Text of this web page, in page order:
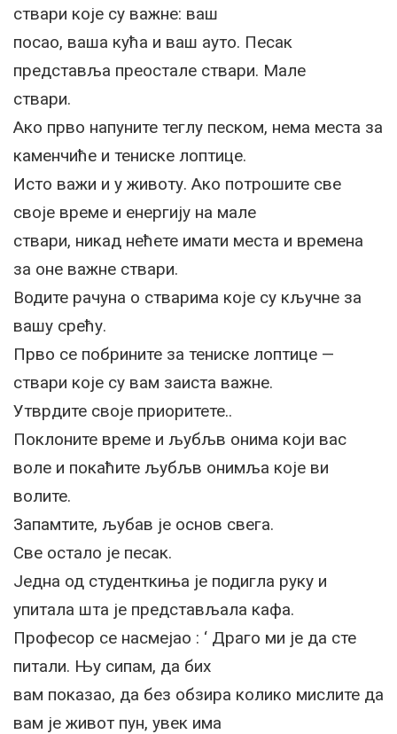
ствари које су важне: ваш
посао, ваша кућа и ваш ауто. Песак
представља преостале ствари. Мале
ствари.
Ако прво напуните теглу песком, нема места за
каменчиће и тениске лоптице.
Исто важи и у животу. Ако потрошите све
своје време и енергију на мале
ствари, никад нећете имати места и времена
за оне важне ствари.
Водите рачуна о стварима које су кључне за
вашу срећу.
Прво се побрините за тениске лоптице —
ствари које су вам заиста важне.
Утврдите своје приоритете..
Поклоните време и љубљв онима који вас
воле и покаћите љубљв онимља које ви
волите.
Запамтите, љубав је основ свега.
Све остало је песак.
Једна од студенткиња је подигла руку и
упитала шта је представљала кафа.
Професор се насмејао : ‘ Драго ми је да сте
питали. Њу сипам, да бих
вам показао, да без обзира колико мислите да
вам је живот пун, увек има